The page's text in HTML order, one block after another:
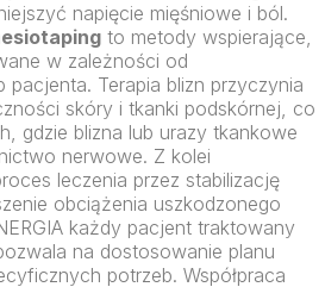
napięcie mięśniowe i ból.
to metody wspierające,
w zależności od
pacjenta. Terapia blizn przyczynia
skóry i tkanki podskórnej, co
gdzie blizna lub urazy tkankowe
nerwowe. Z kolei
leczenia przez stabilizację
obciążenia uszkodzonego
każdy pacjent traktowany
na dostosowanie planu
potrzeb. Współpraca